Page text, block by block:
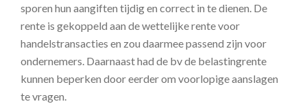
sporen hun aangiften tijdig en correct in te dienen. De
rente is gekoppeld aan de wettelijke rente voor
handelstransacties en zou daarmee passend zijn voor
ondernemers. Daarnaast had de bv de belastingrente
kunnen beperken door eerder om voorlopige aanslagen
te vragen.